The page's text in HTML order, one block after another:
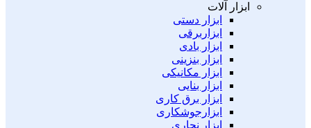
ابزار آلات
ابزار دستی
ابزاربرقی
ابزار بادی
ابزار بنزینی
ابزار مکانیکی
ابزار بنایی
ابزار برق کاری
ابزارجوشکاری
ابزار نجاری